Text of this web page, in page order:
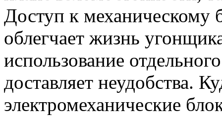
Доступ к механическому
облегчает жизнь
использование
доставляет неудобства.
электромеханические